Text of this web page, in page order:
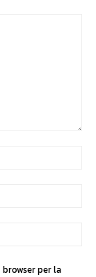
per la